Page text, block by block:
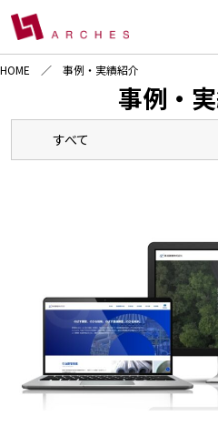
HOME 事例・実績紹介
事例・
すべて